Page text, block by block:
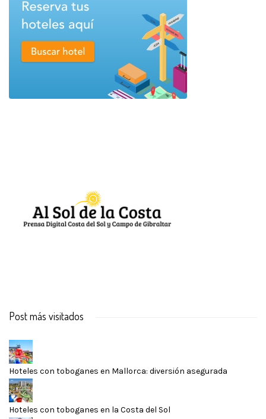
Post más visitados
Hoteles con toboganes en Mallorca: diversión asegurada
Hoteles con toboganes en la Costa del Sol